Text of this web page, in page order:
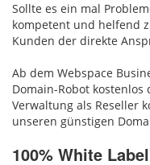
Sollte es ein mal
kompetent und helfend
Kunden der direkte
Ab dem Webspace
Domain-Robot
Verwaltung als Reseller
unseren günstigen
100% White